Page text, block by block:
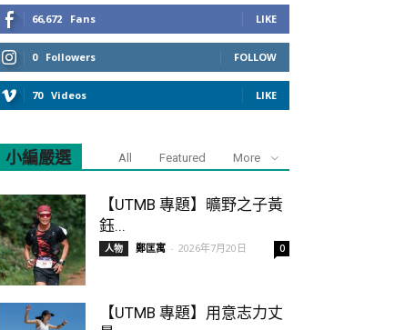
66,672 Fans LIKE
0 Followers FOLLOW
70 Videos LIKE
小編嚴選 All Featured More
【UTMB 專題】曠野之子黃
鈺...
人物 鄭匡寓 - 2026年7月20日 0
【UTMB 專題】用意志力丈